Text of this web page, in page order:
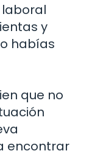
laboral
y
habías
que no
encontrar